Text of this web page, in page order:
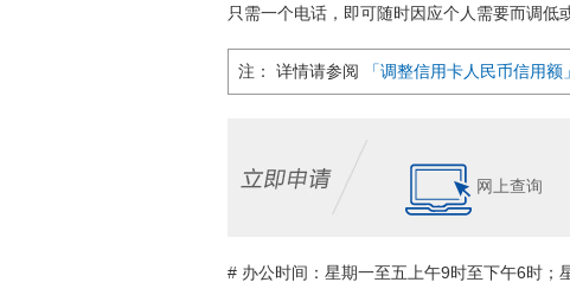
只需一个电话，即可随时因应个人需要而调低
注： 详情请参阅 「调整信用卡人民币信用额
网上查询
# 办公时间：星期一至五上午9时至下午6时；